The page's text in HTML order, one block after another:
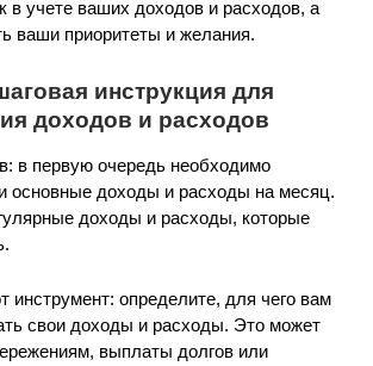
в учете ваших доходов и расходов, а
ваши приоритеты и желания.
инструкция для
доходов и расходов
в первую очередь необходимо
основные доходы и расходы на месяц.
доходы и расходы, которые
инструмент: определите, для чего вам
свои доходы и расходы. Это может
выплаты долгов или